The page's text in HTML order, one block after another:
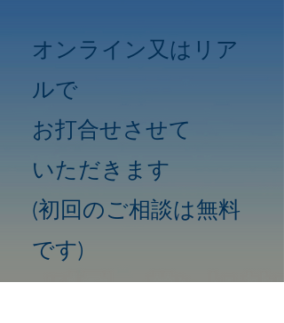
オンライン又はリア
ルで
お打合せさせて
いただきます
(初回のご相談は無料
です)